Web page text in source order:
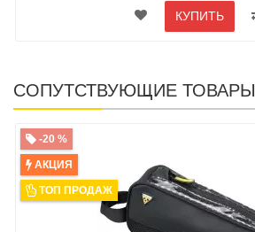
КУПИТЬ
СОПУТСТВУЮЩИЕ ТОВАРЫ
-20 %
АКЦИЯ
ТОП ПРОДАЖ